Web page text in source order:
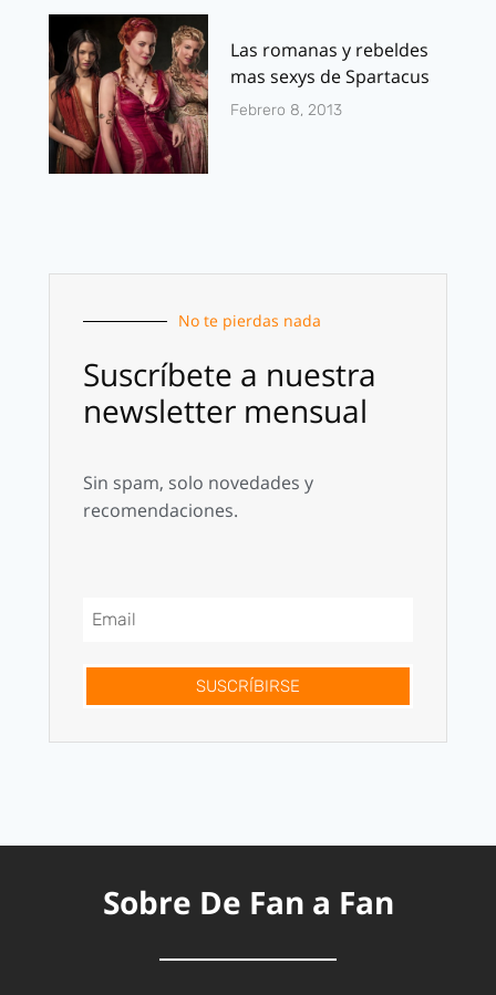
Las romanas y rebeldes
mas sexys de Spartacus
Febrero 8, 2013
No te pierdas nada
Suscríbete a nuestra
newsletter mensual
Sin spam, solo novedades y
recomendaciones.
SUSCRÍBIRSE
Sobre De Fan a Fan